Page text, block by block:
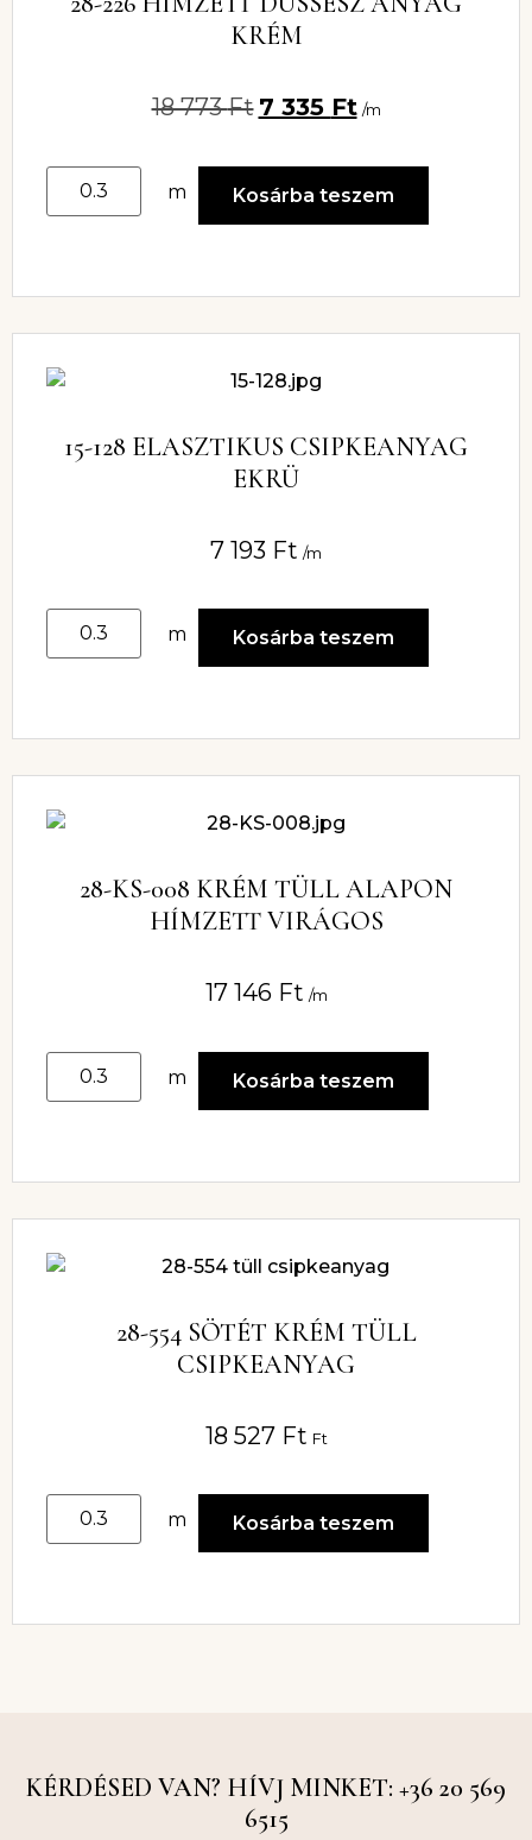
KRÉM
18 773Ft 7 335 Ft /m
m Kosárba teszem
15-128 ELASZTIKUS CSIPKEANYAG
EKRÜ
7 193 Ft /m
m Kosárba teszem
28-KS-008 KRÉM TÜLL ALAPON
HÍMZETT VIRÁGOS
17 146 Ft /m
m Kosárba teszem
28-554 SÖTÉT KRÉM TÜLL
CSIPKEANYAG
18 527 Ft Ft
m Kosárba teszem
KÉRDÉSED VAN? HÍVJ MINKET: +36 20 569
6515